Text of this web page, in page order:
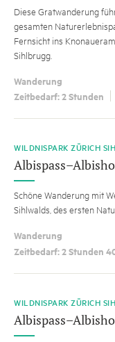
Diese Gratwanderung
gesamten
Fernsicht ins
Sihlbrugg.
Wanderung
Zeitbedarf: 2 Stunden
WILDNISPARK ZÜRICH
Schöne Wanderung mit
Sihlwalds, des ersten
Wanderung
Zeitbedarf: 2 Stunden
WILDNISPARK ZÜRICH